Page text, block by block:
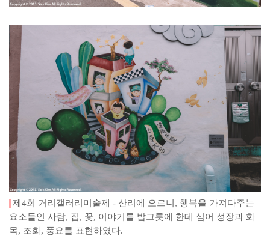
제4회 거리갤러리미술제 - 산리에 오르니, 행복을 가져다주는
요소들인 사람, 집, 꽃, 이야기를 밥그릇에 한데 심어 성장과 화
목, 조화, 풍요를 표현하였다.